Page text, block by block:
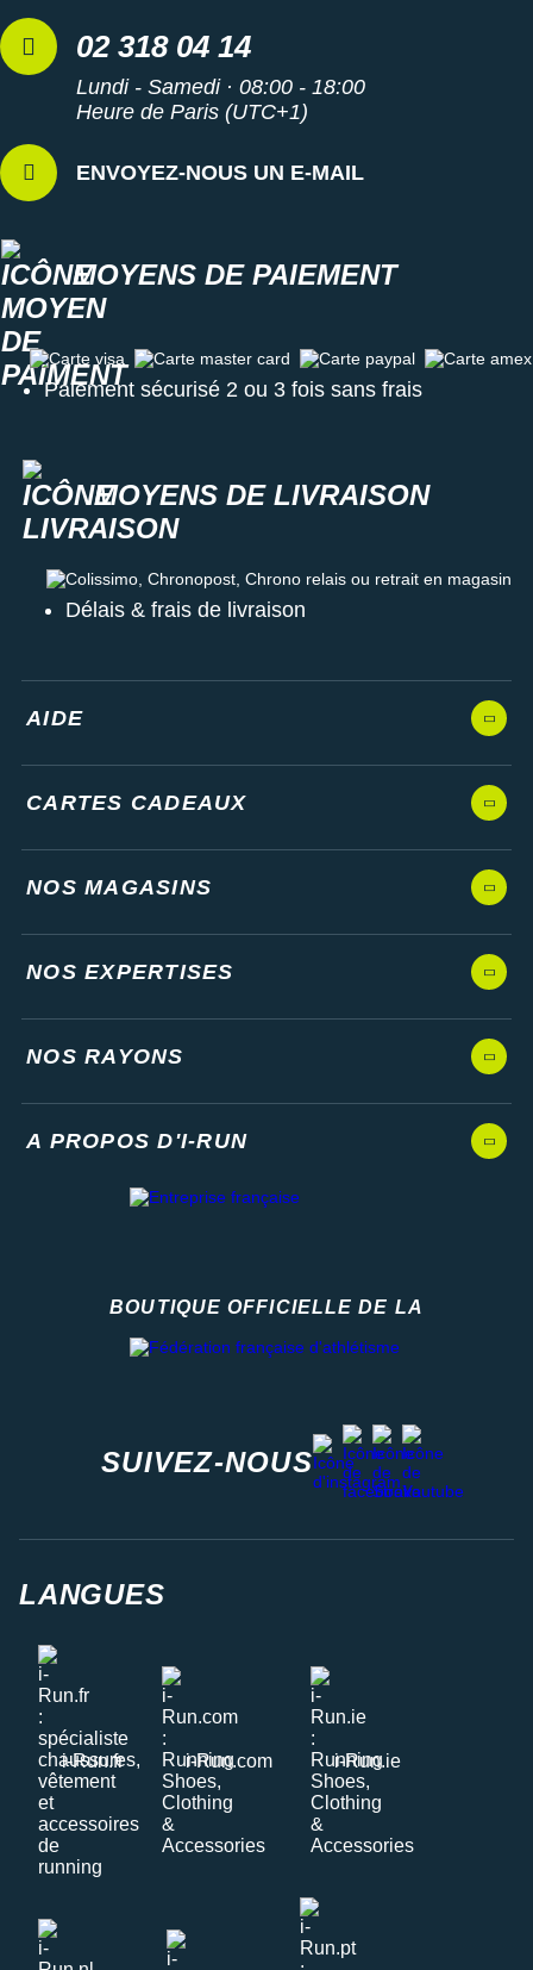
02 318 04 14
Lundi - Samedi · 08:00 - 18:00
Heure de Paris (UTC+1)
ENVOYEZ-NOUS UN E-MAIL
MOYENS DE PAIEMENT
Carte visa Carte master card Carte paypal Carte amex
Paiement sécurisé 2 ou 3 fois sans frais
MOYENS DE LIVRAISON
Colissimo, Chronopost, Chrono relais ou retrait en magasin
Délais & frais de livraison
AIDE
CARTES CADEAUX
NOS MAGASINS
NOS EXPERTISES
NOS RAYONS
A PROPOS D'I-RUN
BOUTIQUE OFFICIELLE DE LA
SUIVEZ-NOUS
instagram
facebook
stravayoutube
LANGUES
i-Run.fr i-Run.com i-Run.ie